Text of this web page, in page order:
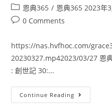
恩典365 / 恩典365 2023年
0 Comments
https://nas.hvfhoc.com/
20230327.mp42023/03/27 恩
: 創世記 30:...
Continue Reading